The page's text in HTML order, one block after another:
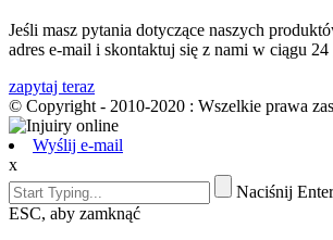
Jeśli masz pytania dotyczące naszych
adres e-mail i skontaktuj się z nami w ciągu 24
zapytaj teraz
© Copyright - 2010-2020 : Wszelkie prawa
Wyślij e-mail
x
Naciśnij
ESC, aby zamknąć